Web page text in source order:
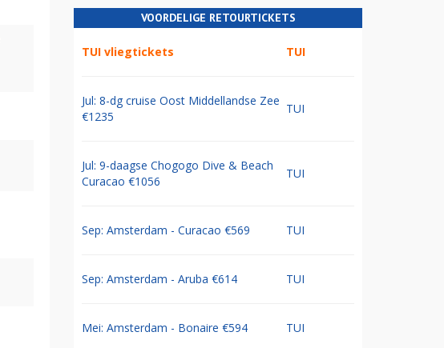
VOORDELIGE RETOURTICKETS
TUI vliegtickets TUI
Jul: 8-dg cruise Oost Middellandse Zee
€1235
TUI
Jul: 9-daagse Chogogo Dive & Beach
Curacao €1056
TUI
Sep: Amsterdam - Curacao €569 TUI
Sep: Amsterdam - Aruba €614 TUI
Mei: Amsterdam - Bonaire €594 TUI